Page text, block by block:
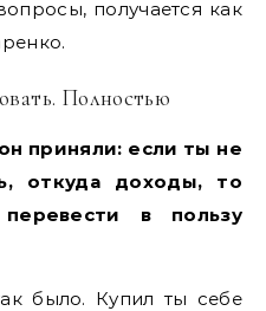
получается как
Полностью
приняли: если ты не
откуда доходы, то
в пользу
было. Купил ты себе